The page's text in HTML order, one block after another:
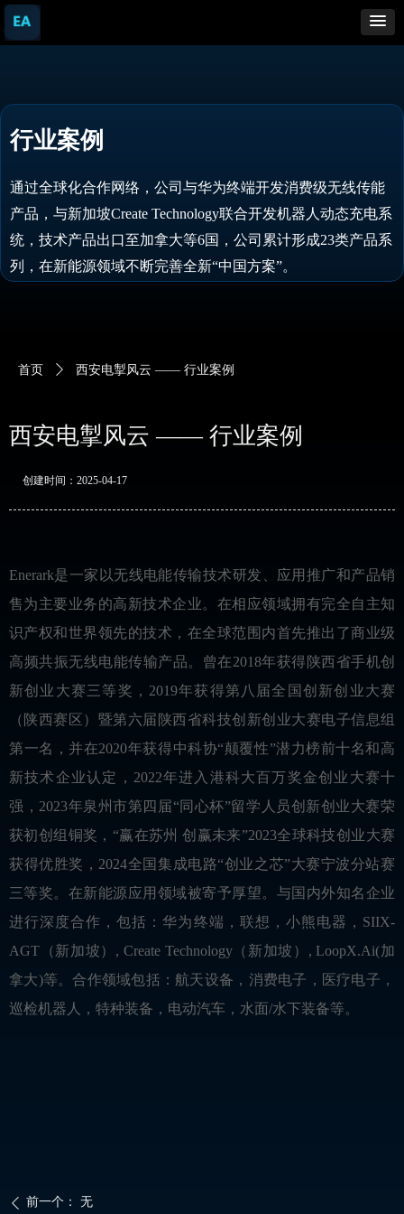
西安电掣风云 —— 行业案例
Enerark是一家以无线电能传输技术研发、应用推广和产品销
售为主要业务的高新技术企业。在相应领域拥有完全自主知
识产权和世界领先的技术，在全球范围内首先推出了商业级
高频共振无线电能传输产品。曾在2018年获得陕西省手机创
新创业大赛三等奖，2019年获得第八届全国创新创业大赛
（陕西赛区）暨第六届陕西省科技创新创业大赛电子信息组
第一名，并在2020年获得中科协“颠覆性”潜力榜前十名和高
新技术企业认定，2022年进入港科大百万奖金创业大赛十
强，2023年泉州市第四届“同心杯”留学人员创新创业大赛荣
获初创组铜奖，“赢在苏州 创赢未来”2023全球科技创业大赛
获得优胜奖，2024全国集成电路“创业之芯”大赛宁波分站赛
三等奖。在新能源应用领域被寄予厚望。与国内外知名企业
进行深度合作，包括：华为终端，联想，小熊电器，SIIX-
AGT（新加坡）, Create Technology（新加坡）, LoopX.Ai(加
拿大)等。合作领域包括：航天设备，消费电子，医疗电子，
巡检机器人，特种装备，电动汽车，水面/水下装备等。
ꄴ 前一个： 无
创建时间： 2025-04-17
行业案例
通过全球化合作网络，公司与华为终端开发消费级无线传能
产品，与新加坡Create Technology联合开发机器人动态充电系
统，技术产品出口至加拿大等6国，公司累计形成23类产品系
列，在新能源领域不断完善全新“中国方案”。
首页 ꄲ 西安电掣风云 —— 行业案例